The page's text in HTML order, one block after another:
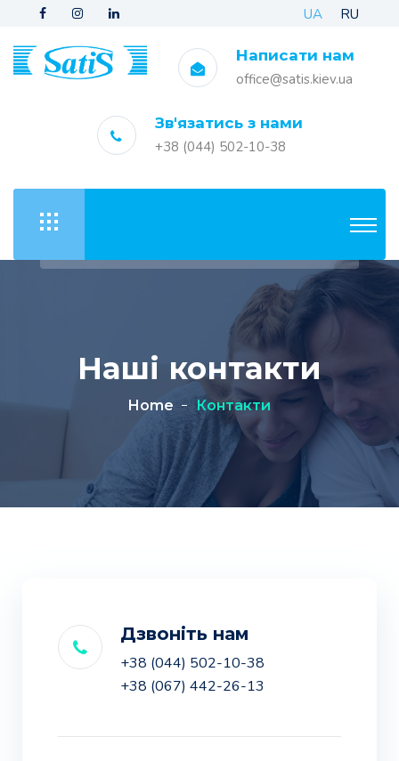
UA RU
Написати нам
office@satis.kiev.ua
Зв'язатись з нами
+38 (044) 502-10-38
Наші контакти
Home Контакти
Дзвоніть нам
+38 (044) 502-10-38
+38 (067) 442-26-13